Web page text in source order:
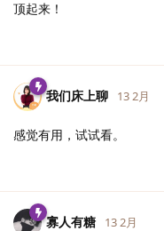
顶起来！
我们床上聊 13 2月
感觉有用，试试看。
寡人有糖 13 2月